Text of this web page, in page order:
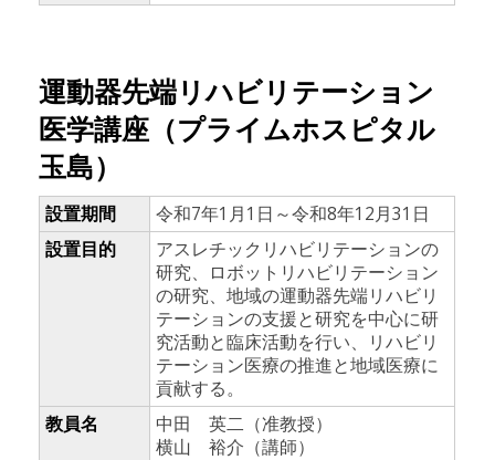
運動器先端リハビリテーション
医学講座（プライムホスピタル
玉島）
設置期間
令和7年1月1日～令和8年12月31日
設置目的
アスレチックリハビリテーションの
研究、ロボットリハビリテーション
の研究、地域の運動器先端リハビリ
テーションの支援と研究を中心に研
究活動と臨床活動を行い、リハビリ
テーション医療の推進と地域医療に
貢献する。
教員名
中田 英二（准教授）
横山 裕介（講師）